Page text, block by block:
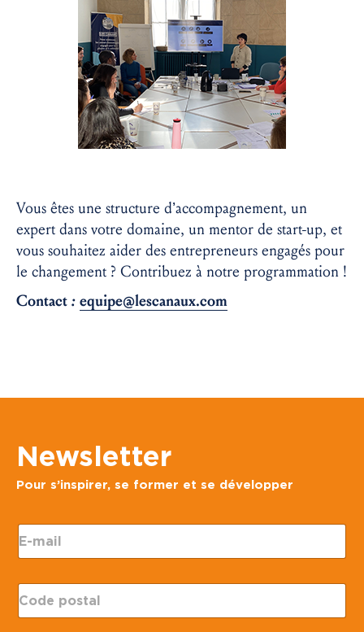
Vous êtes une structure d’accompagnement, un
expert dans votre domaine, un mentor de start-up, et
vous souhaitez aider des entrepreneurs engagés pour
le changement ? Contribuez à notre programmation !
Contact : equipe@lescanaux.com
Newsletter
Pour s’inspirer, se former et se développer
*
p
g
e
E
-
m
l
*
C
o
d